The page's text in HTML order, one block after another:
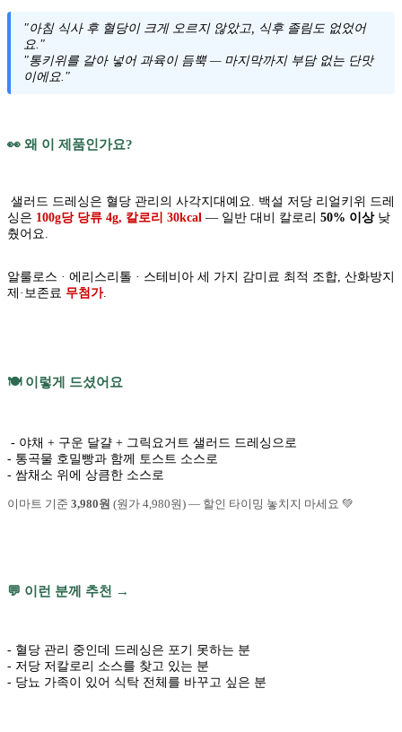
"아침 식사 후 혈당이 크게 오르지 않았고, 식후 졸림도 없었어
요."
"통키위를 갈아 넣어 과육이 듬뿍 — 마지막까지 부담 없는 단맛
이에요."
👀 왜 이 제품인가요?
샐러드 드레싱은 혈당 관리의 사각지대예요. 백설 저당 리얼키위 드레
싱은 100g당 당류 4g, 칼로리 30kcal — 일반 대비 칼로리 50% 이상낮
췄어요.
알룰로스 · 에리스리톨 · 스테비아 세 가지 감미료 최적 조합, 산화방지
제·보존료 무첨가.
🍽️ 이렇게 드셨어요
- 야채 + 구운 달걀 + 그릭요거트 샐러드 드레싱으로
- 통곡물 호밀빵과 함께 토스트 소스로
- 쌈채소 위에 상큼한 소스로
이마트 기준 3,980원 (원가 4,980원) — 할인 타이밍 놓치지 마세요 💚
💬 이런 분께 추천 →
- 혈당 관리 중인데 드레싱은 포기 못하는 분
- 저당 저칼로리 소스를 찾고 있는 분
- 당뇨 가족이 있어 식탁 전체를 바꾸고 싶은 분